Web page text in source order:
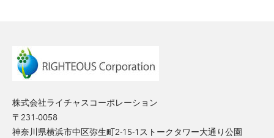
株式会社ライチャスコーポレーション
〒231-0058
神奈川県横浜市中区弥生町2-15-1ストークタワー大通り公園